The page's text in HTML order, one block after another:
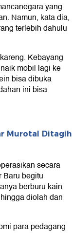
yang
Namun, kata dia,
terlebih dahulu
Kebayang
mobil lagi ke
bisa dibuka
ini bisa
Murotal Ditagih
secara
Baru begitu
berburu kain
diolah dan
para pedagang